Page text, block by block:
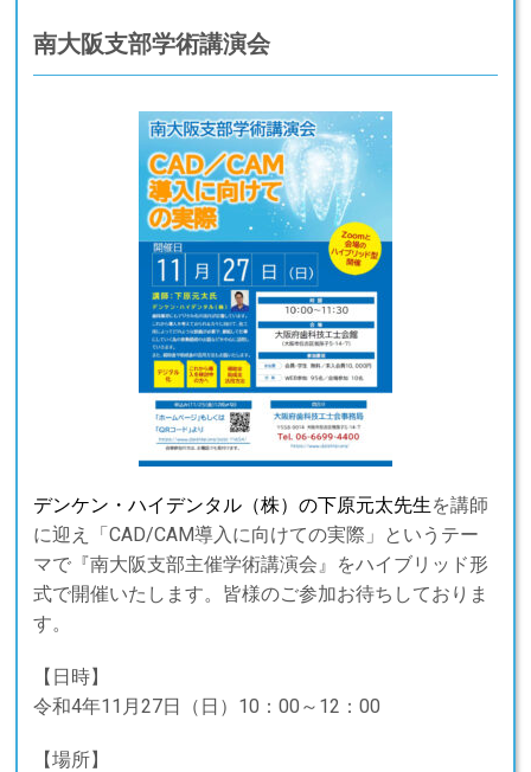
南大阪支部学術講演会
デンケン・ハイデンタル（株）の下原元太先生を講師
に迎え「CAD/CAM導入に向けての実際」というテー
マで『南大阪支部主催学術講演会』をハイブリッド形
式で開催いたします。皆様のご参加お待ちしておりま
す。
【日時】
令和4年11月27日（日）10：00～12：00
【場所】